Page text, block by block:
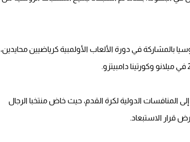
بالمشاركة في دورة الألعاب الأولمبية كرياضيين محايدين،
المنافسات الدولية لكرة القدم، حيث خاض منتخبا الرجال
قرار الاستبعاد.